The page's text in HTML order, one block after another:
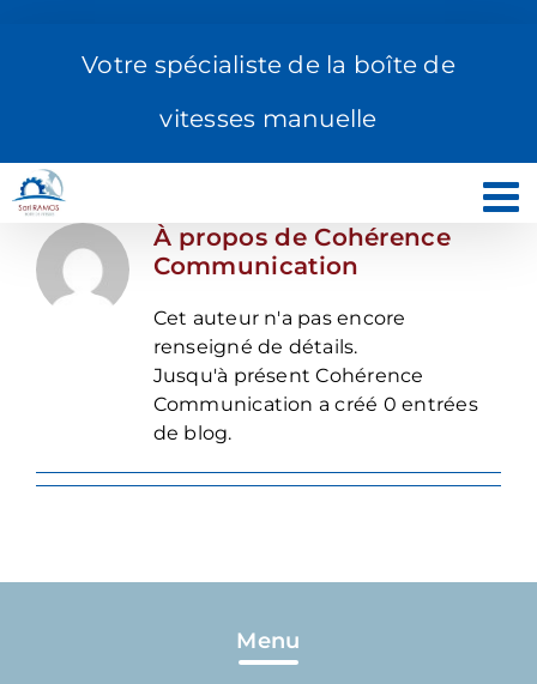
Votre spécialiste de la boîte de
vitesses manuelle
À propos de Cohérence
Communication
Cet auteur n'a pas encore
renseigné de détails.
Jusqu'à présent Cohérence
Communication a créé 0 entrées
de blog.
Menu